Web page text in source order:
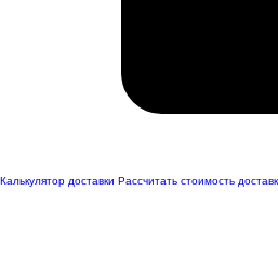
Калькулятор доставки Рассчитать стоимость